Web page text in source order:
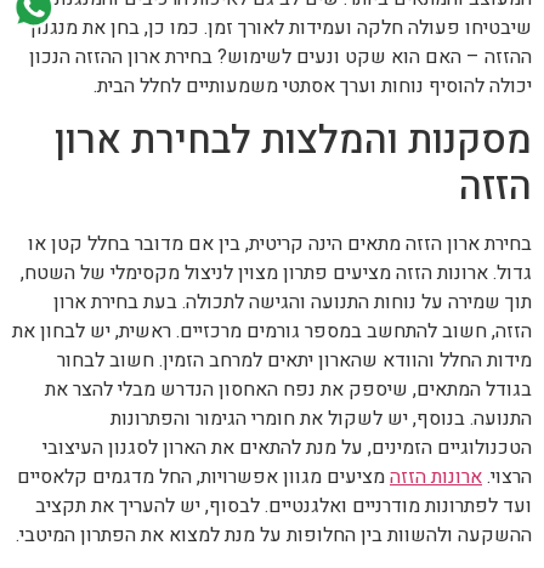
שיבטיחו פעולה חלקה ועמידות לאורך זמן. כמו כן, בחן את מנגנון
ההזזה – האם הוא שקט ונעים לשימוש? בחירת ארון ההזזה הנכון
יכולה להוסיף נוחות וערך אסתטי משמעותיים לחלל הבית.
מסקנות והמלצות לבחירת ארון
הזזה
בחירת ארון הזזה מתאים הינה קריטית, בין אם מדובר בחלל קטן או
גדול. ארונות הזזה מציעים פתרון מצוין לניצול מקסימלי של השטח,
תוך שמירה על נוחות התנועה והגישה לתכולה. בעת בחירת ארון
הזזה, חשוב להתחשב במספר גורמים מרכזיים. ראשית, יש לבחון את
מידות החלל והוודא שהארון יתאים למרחב הזמין. חשוב לבחור
בגודל המתאים, שיספק את נפח האחסון הנדרש מבלי להצר את
התנועה. בנוסף, יש לשקול את חומרי הגימור והפתרונות
הטכנולוגיים הזמינים, על מנת להתאים את הארון לסגנון העיצובי
הרצוי.ארונות הזזהמציעים מגוון אפשרויות, החל מדגמים קלאסיים
ועד לפתרונות מודרניים ואלגנטיים. לבסוף, יש להעריך את תקציב
ההשקעה ולהשוות בין החלופות על מנת למצוא את הפתרון המיטבי.